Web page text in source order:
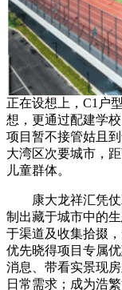
正在设想上，C1户
想，更通过配建学
项目暂不接管姑且
大湾区次要城市，
儿童群体。
康大龙祥汇凭仗
制出藏于城市中的
于渠道及收集拾掇
优先晓得项目专属
消息、带看实景现
日常需求；成为浩